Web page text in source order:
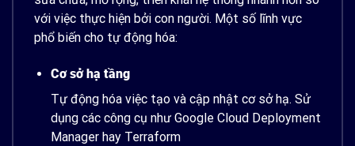
với việc thực hiện bởi con người. Một số lĩnh vực
phổ biến cho tự động hóa:
Cơ sở hạ tầng
Tự động hóa việc tạo và cập nhật cơ sở hạ. Sử
dụng các công cụ như Google Cloud Deployment
Manager hay Terraform